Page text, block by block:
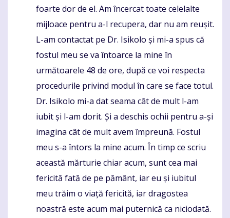
foarte dor de el. Am încercat toate celelalte
mijloace pentru a-l recupera, dar nu am reușit.
L-am contactat pe Dr. Isikolo și mi-a spus că
fostul meu se va întoarce la mine în
următoarele 48 de ore, după ce voi respecta
procedurile privind modul în care se face totul.
Dr. Isikolo mi-a dat seama cât de mult l-am
iubit și l-am dorit. Și a deschis ochii pentru a-și
imagina cât de mult avem împreună. Fostul
meu s-a întors la mine acum. În timp ce scriu
această mărturie chiar acum, sunt cea mai
fericită fată de pe pământ, iar eu și iubitul
meu trăim o viață fericită, iar dragostea
noastră este acum mai puternică ca niciodată.